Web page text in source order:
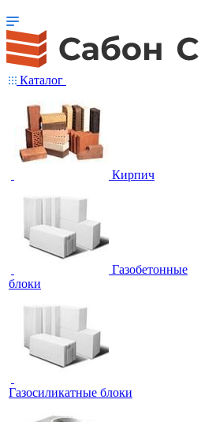
Каталог
Кирпич
Газобетонные
блоки
Газосиликатные блоки